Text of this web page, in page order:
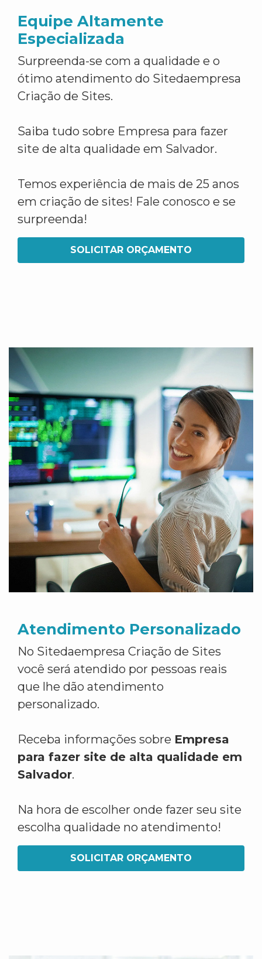
Equipe Altamente
Especializada
Surpreenda-se com a qualidade e o
ótimo atendimento do Sitedaempresa
Criação de Sites.
Saiba tudo sobre Empresa para fazer
site de alta qualidade em Salvador.
Temos experiência de mais de 25 anos
em criação de sites! Fale conosco e se
surpreenda!
SOLICITAR ORÇAMENTO
Atendimento Personalizado
No Sitedaempresa Criação de Sites
você será atendido por pessoas reais
que lhe dão atendimento
personalizado.
Receba informações sobre Empresa
para fazer site de alta qualidade em
Salvador.
Na hora de escolher onde fazer seu site
escolha qualidade no atendimento!
SOLICITAR ORÇAMENTO